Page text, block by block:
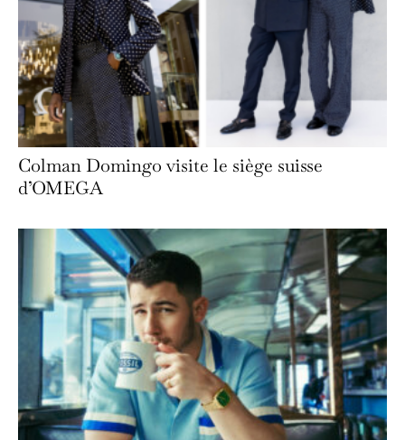
Colman Domingo visite le siège suisse
d’OMEGA